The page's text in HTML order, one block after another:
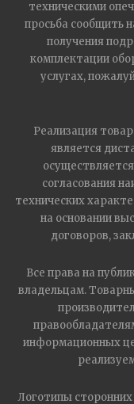
техническими
просьба сообщить
получения
комплектации
услугах,
Реализация
является
согласования
технических
на основании
договоров,
Все права на
владельцам.
информационных
Логотипы